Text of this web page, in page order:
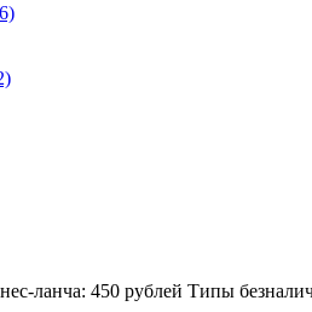
ланча: 450 рублей Типы